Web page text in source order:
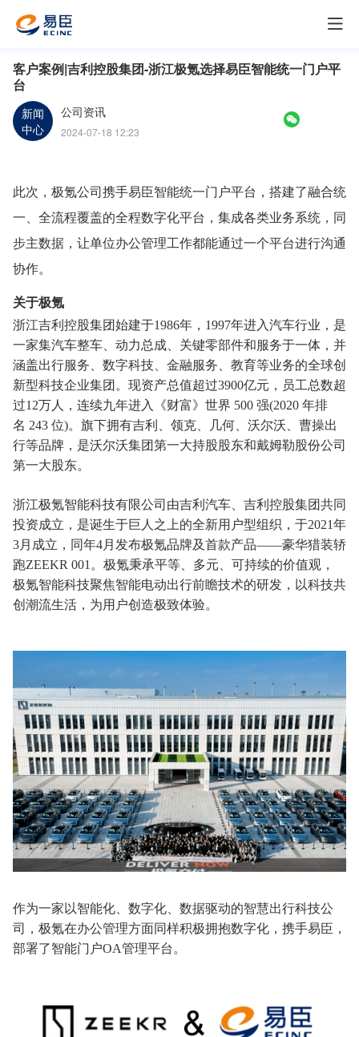
客户案例|吉利控股集团-浙江极氪选择易臣智能统一门户平
台
新闻
中心
公司资讯
2024-07-18 12:23
此次，极氪公司携手易臣智能统一门户平台，搭建了融合统
一、全流程覆盖的全程数字化平台，集成各类业务系统，同
步主数据，让单位办公管理工作都能通过一个平台进行沟通
协作。
关于极氪
浙江吉利控股集团始建于1986年，1997年进入汽车行业，是
一家集汽车整车、动力总成、关键零部件和服务于一体，并
涵盖出行服务、数字科技、金融服务、教育等业务的全球创
新型科技企业集团。现资产总值超过3900亿元，员工总数超
过12万人，连续九年进入《财富》世界 500 强(2020 年排
名 243 位)。旗下拥有吉利、领克、几何、沃尔沃、曹操出
行等品牌，是沃尔沃集团第一大持股股东和戴姆勒股份公司
第一大股东。
浙江极氪智能科技有限公司由吉利汽车、吉利控股集团共同
投资成立，是诞生于巨人之上的全新用户型组织，于2021年
3月成立，同年4月发布极氪品牌及首款产品——豪华猎装轿
跑ZEEKR 001。极氪秉承平等、多元、可持续的价值观，
极氪智能科技聚焦智能电动出行前瞻技术的研发，以科技共
创潮流生活，为用户创造极致体验。
作为一家以智能化、数字化、数据驱动的智慧出行科技公
司，极氪在办公管理方面同样积极拥抱数字化，携手易臣，
部署了智能门户OA管理平台。